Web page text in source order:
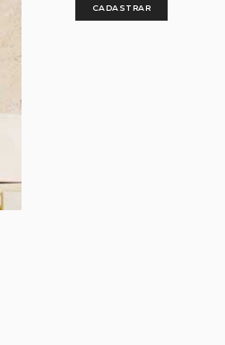
CADASTRAR